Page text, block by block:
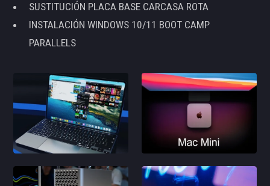
SUSTITUCIÓN PLACA BASE CARCASA ROTA
INSTALACIÓN WINDOWS 10/11 BOOT CAMP
PARALLELS